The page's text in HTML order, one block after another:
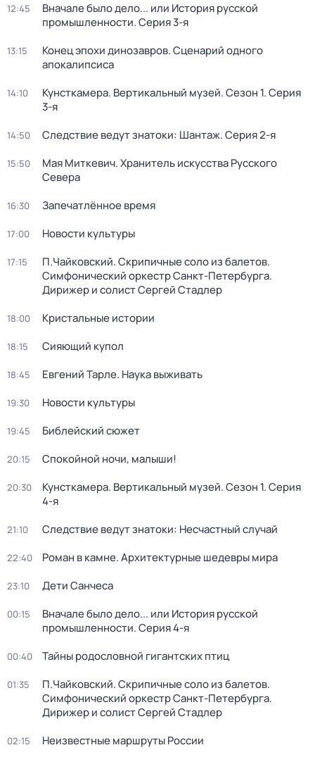
12:45
Вначале было дело... или История русской
промышленности. Серия 3-я
13:15
Конец эпохи динозавров. Сценарий одного
апокалипсиса
14:10 Кунсткамера. Вертикальный музей. Сезон 1. Серия
3-я
14:50 Следствие ведут знатоки: Шантаж. Серия 2-я
15:50
Мая Миткевич. Хранитель искусства Русского
Севера
16:30 Запечатлённое время
17:00 Новости культуры
17:15
П.Чайковский. Скрипичные соло из балетов.
Симфонический оркестр Санкт-Петербурга.
Дирижер и солист Сергей Стадлер
18:00 Кристальные истории
18:15 Сияющий купол
18:45 Евгений Тарле. Наука выживать
19:30 Новости культуры
19:45 Библейский сюжет
20:15 Спокойной ночи, малыши!
20:30 Кунсткамера. Вертикальный музей. Сезон 1. Серия
4-я
21:10 Следствие ведут знатоки: Несчастный случай
22:40 Роман в камне. Архитектурные шедевры мира
23:10 Дети Санчеса
00:15
Вначале было дело... или История русской
промышленности. Серия 4-я
00:40 Тайны родословной гигантских птиц
01:35
П.Чайковский. Скрипичные соло из балетов.
Симфонический оркестр Санкт-Петербурга.
Дирижер и солист Сергей Стадлер
02:15 Неизвестные маршруты России